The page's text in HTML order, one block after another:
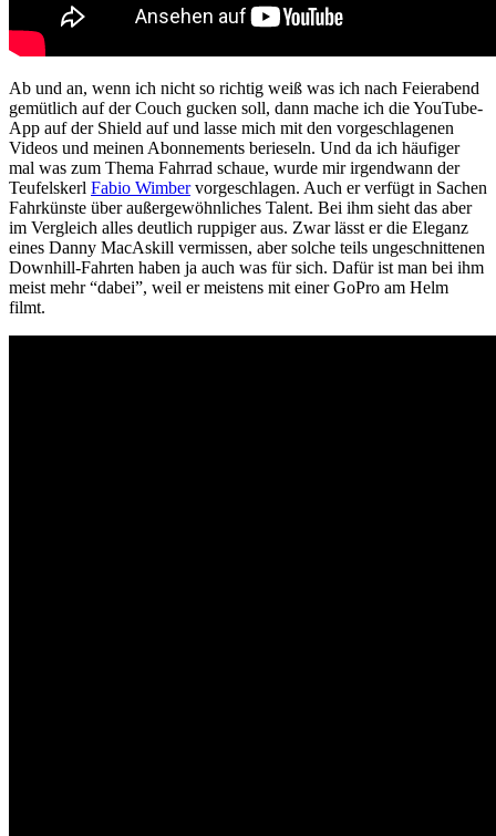
Ab und an, wenn ich nicht so richtig weiß was ich nach Feierabend
gemütlich auf der Couch gucken soll, dann mache ich die YouTube-
App auf der Shield auf und lasse mich mit den vorgeschlagenen
Videos und meinen Abonnements berieseln. Und da ich häufiger
mal was zum Thema Fahrrad schaue, wurde mir irgendwann der
Teufelskerl Fabio Wimbervorgeschlagen. Auch er verfügt in Sachen
Fahrkünste über außergewöhnliches Talent. Bei ihm sieht das aber
im Vergleich alles deutlich ruppiger aus. Zwar lässt er die Eleganz
eines Danny MacAskill vermissen, aber solche teils ungeschnittenen
Downhill-Fahrten haben ja auch was für sich. Dafür ist man bei ihm
meist mehr “dabei”, weil er meistens mit einer GoPro am Helm
filmt.